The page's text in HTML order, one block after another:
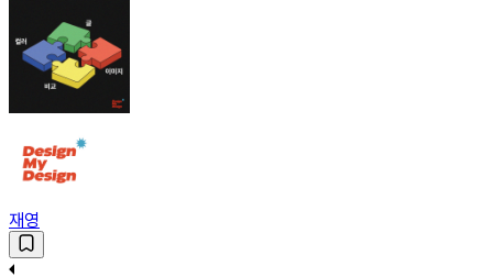
재영